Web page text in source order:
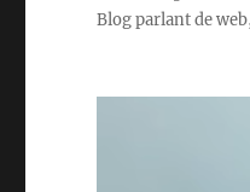
Blog parlant de